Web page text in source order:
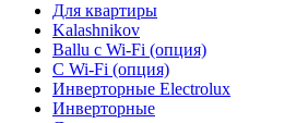
Для квартиры
Kalashnikov
Ballu c Wi-Fi (опция)
C Wi-Fi (опция)
Инверторные Electrolux
Инверторные